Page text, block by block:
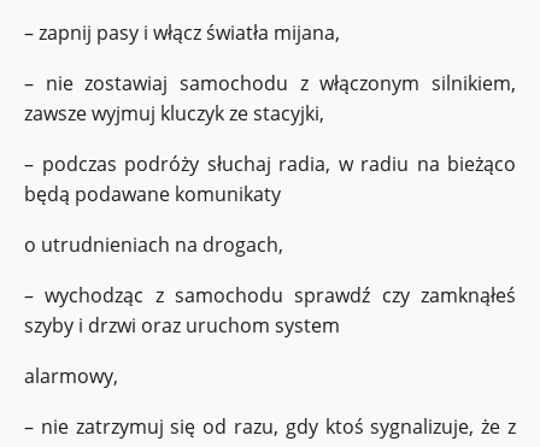
– zapnij pasy i włącz światła mijana,
– nie zostawiaj samochodu z włączonym silnikiem,
zawsze wyjmuj kluczyk ze stacyjki,
– podczas podróży słuchaj radia, w radiu na bieżąco
będą podawane komunikaty
o utrudnieniach na drogach,
– wychodząc z samochodu sprawdź czy zamknąłeś
szyby i drzwi oraz uruchom system
alarmowy,
– nie zatrzymuj się od razu, gdy ktoś sygnalizuje, że z